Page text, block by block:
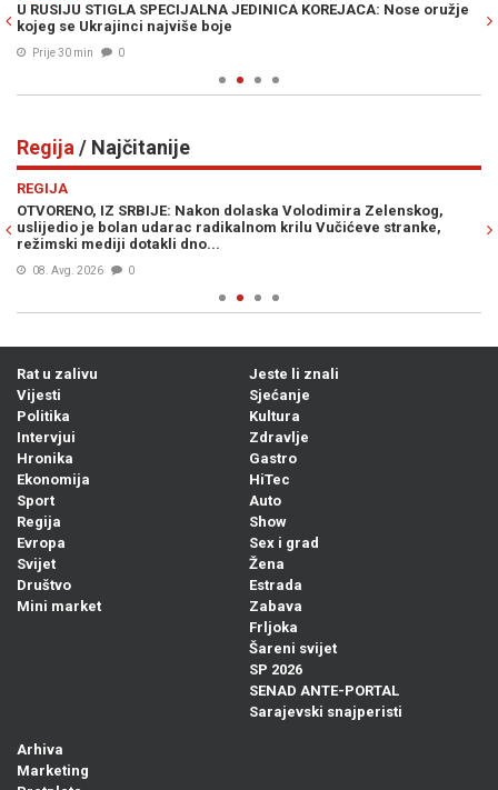
U RUSIJU STIGLA SPECIJALNA JEDINICA KOREJACA: Nose oružje
kojeg se Ukrajinci najviše boje
Prije 30 min 0
Regija / Najčitanije
REGIJA
OTVORENO, IZ SRBIJE: Nakon dolaska Volodimira Zelenskog,
uslijedio je bolan udarac radikalnom krilu Vučićeve stranke,
režimski mediji dotakli dno...
08. Avg. 2026 0
Rat u zalivu
Vijesti
Politika
Intervjui
Hronika
Ekonomija
Sport
Regija
Evropa
Svijet
Društvo
Mini market
Jeste li znali
Sjećanje
Kultura
Zdravlje
Gastro
HiTec
Auto
Show
Sex i grad
Žena
Estrada
Zabava
Frljoka
Šareni svijet
SP 2026
SENAD ANTE-PORTAL
Sarajevski snajperisti
Arhiva
Marketing